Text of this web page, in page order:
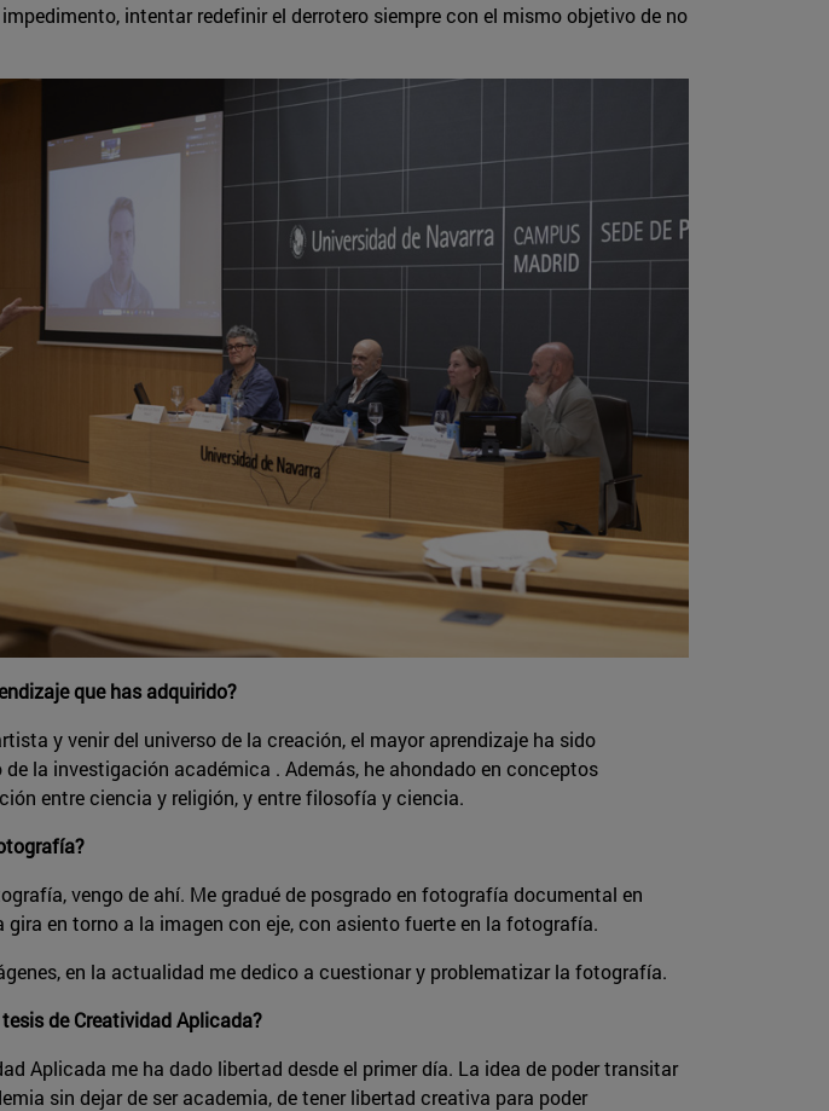
intentar redefinir el derrotero siempre con el mismo objetivo de no
que has adquirido?
y venir del universo de la creación, el mayor aprendizaje ha sido
de la investigación académica . Además, he ahondado en conceptos
entre ciencia y religión, y entre filosofía y ciencia.
vengo de ahí. Me gradué de posgrado en fotografía documental en
gira en torno a la imagen con eje, con asiento fuerte en la fotografía.
en la actualidad me dedico a cuestionar y problematizar la fotografía.
de Creatividad Aplicada?
Aplicada me ha dado libertad desde el primer día. La idea de poder transitar
sin dejar de ser academia, de tener libertad creativa para poder